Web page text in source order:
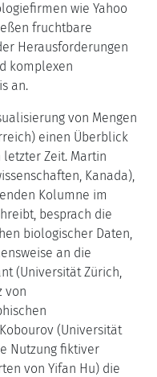
wie Yahoo
fruchtbare
Herausforderungen
komplexen
an.
von Mengen
einen Überblick
Zeit. Martin
Kanada),
Kolumne im
besprach die
biologischer Daten,
an die
(Universität Zürich,
von
(Universität
Nutzung fiktiver
von Yifan Hu) die